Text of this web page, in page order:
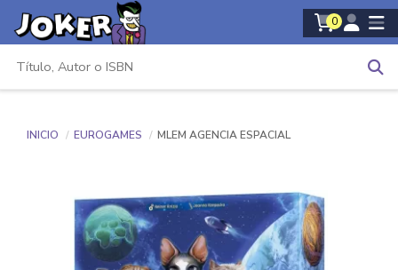
0
INICIO EUROGAMES MLEM AGENCIA ESPACIAL